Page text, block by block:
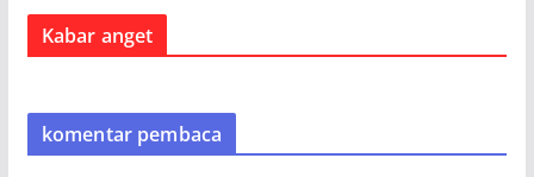
Kabar anget
komentar pembaca